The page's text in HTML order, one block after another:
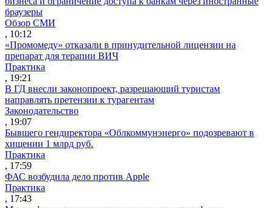
браузеры
Обзор СМИ
, 10:12
«Промомеду» отказали в принудительной лицензии на
препарат для терапии ВИЧ
Практика
, 19:21
В ГД внесли законопроект, разрешающий туристам
направлять претензии к турагентам
Законодательство
, 19:07
Бывшего гендиректора «Облкоммунэнерго» подозревают в
хищении 1 млрд руб.
Практика
, 17:59
ФАС возбудила дело против Apple
Практика
, 17:43